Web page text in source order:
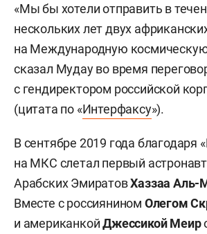
«Мы бы хотели отправить в
нескольких лет двух
на Международную
сказал Мудау во время
с гендиректором российской
(цитата по «Интерфаксу»).
В сентябре 2019 года благодаря
на МКС слетал первый
Арабских ЭмиратовХаззаа Аль-
Вместе с россиянином Олегом
и американкойДжессикой Меир